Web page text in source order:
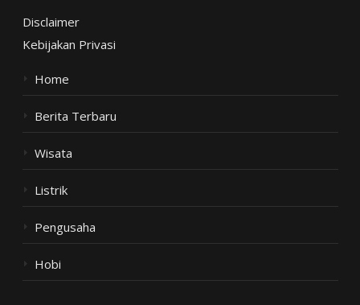
Disclaimer
Kebijakan Privasi
Home
Berita Terbaru
Wisata
Listrik
Pengusaha
Hobi